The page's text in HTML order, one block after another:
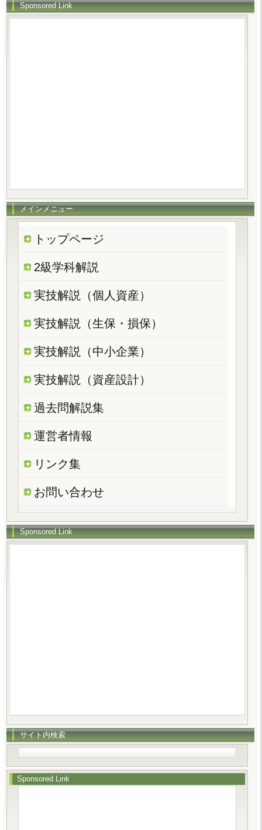
Sponsored Link
メインメニュー
トップページ
2級学科解説
実技解説（個人資産）
実技解説（生保・損保）
実技解説（中小企業）
実技解説（資産設計）
過去問解説集
運営者情報
リンク集
お問い合わせ
Sponsored Link
サイト内検索
Sponsored Link